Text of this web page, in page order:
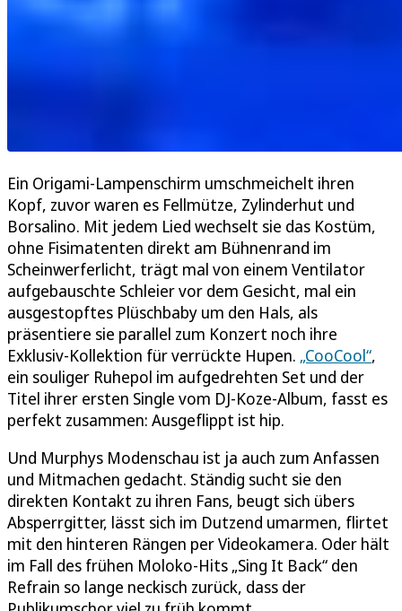
Ein Origami-Lampenschirm umschmeichelt ihren
Kopf, zuvor waren es Fellmütze, Zylinderhut und
Borsalino. Mit jedem Lied wechselt sie das Kostüm,
ohne Fisimatenten direkt am Bühnenrand im
Scheinwerferlicht, trägt mal von einem Ventilator
aufgebauschte Schleier vor dem Gesicht, mal ein
ausgestopftes Plüschbaby um den Hals, als
präsentiere sie parallel zum Konzert noch ihre
Exklusiv-Kollektion für verrückte Hupen. „CooCool“,
ein souliger Ruhepol im aufgedrehten Set und der
Titel ihrer ersten Single vom DJ-Koze-Album, fasst es
perfekt zusammen: Ausgeflippt ist hip.
Und Murphys Modenschau ist ja auch zum Anfassen
und Mitmachen gedacht. Ständig sucht sie den
direkten Kontakt zu ihren Fans, beugt sich übers
Absperrgitter, lässt sich im Dutzend umarmen, flirtet
mit den hinteren Rängen per Videokamera. Oder hält
im Fall des frühen Moloko-Hits „Sing It Back“ den
Refrain so lange neckisch zurück, dass der